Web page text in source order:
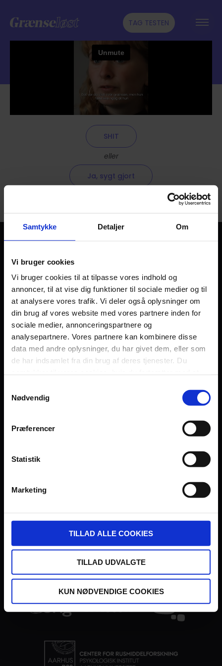
Samtykke Detaljer Om
Vi bruger cookies
Vi bruger cookies til at tilpasse vores indhold og
annoncer, til at vise dig funktioner til sociale medier og til
at analysere vores trafik. Vi deler også oplysninger om
din brug af vores website med vores partnere inden for
sociale medier, annonceringspartnere og
analysepartnere. Vores partnere kan kombinere disse
data med andre oplysninger, du har givet dem, eller som
de har indsamlet fra din brug af deres tjenester. Du
Nødvendig
Præferencer
Statistik
Marketing
TILLAD ALLE COOKIES
TILLAD UDVALGTE
KUN NØDVENDIGE COOKIES
TAG TESTEN
SHIT
eller
Ja, sygt gjort
Kontakt
Dilemma
Tag testen
Pårørende
Persondatapolitik
I SAMARBEJDE MED: